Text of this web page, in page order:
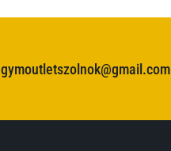
gymoutletszolnok@gmail.com